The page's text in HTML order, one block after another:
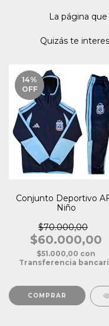
La página
Quizás te
14%
OFF
Conjunto Deportivo
Niño
$70.000,00
$60.000,00
$51.000,00 con
Transferencia
COMPRAR